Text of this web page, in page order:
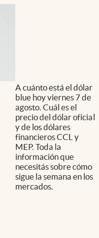
A cuánto está el dólar
blue hoy viernes 7 de
agosto. Cuál es el
precio del dólar oficial
y de los dólares
financieros CCL y
MEP. Toda la
información que
necesitás sobre cómo
sigue la semana en los
mercados.